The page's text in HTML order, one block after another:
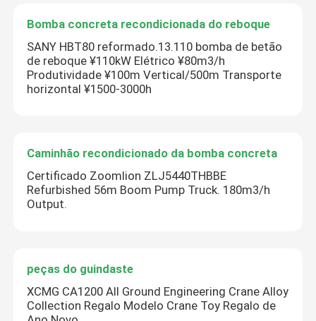
Bomba concreta recondicionada do reboque
SANY HBT80 reformado.13.110 bomba de betão
de reboque ¥110kW Elétrico ¥80m3/h
Produtividade ¥100m Vertical/500m Transporte
horizontal ¥1500-3000h
Caminhão recondicionado da bomba concreta
Certificado Zoomlion ZLJ5440THBBE
Refurbished 56m Boom Pump Truck. 180m3/h
Output.
peças do guindaste
XCMG CA1200 All Ground Engineering Crane Alloy
Collection Regalo Modelo Crane Toy Regalo de